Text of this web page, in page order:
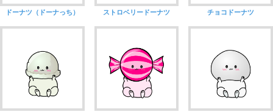
ドーナツ（ドーナっち） ストロベリードーナツ チョコドーナツ